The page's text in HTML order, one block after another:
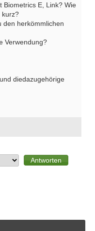
Biometrics E, Link? Wie
kurz?
den herkömmlichen
Verwendung?
diedazugehörige